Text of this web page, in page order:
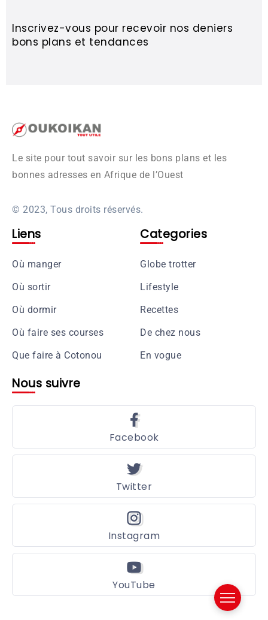
Inscrivez-vous pour recevoir nos deniers
bons plans et tendances
Le site pour tout savoir sur les bons plans et les
bonnes adresses en Afrique de l’Ouest
© 2023, Tous droits réservés.
Liens
Où manger
Où sortir
Où dormir
Où faire ses courses
Que faire à Cotonou
Categories
Globe trotter
Lifestyle
Recettes
De chez nous
En vogue
Nous suivre
Facebook
Twitter
Instagram
YouTube